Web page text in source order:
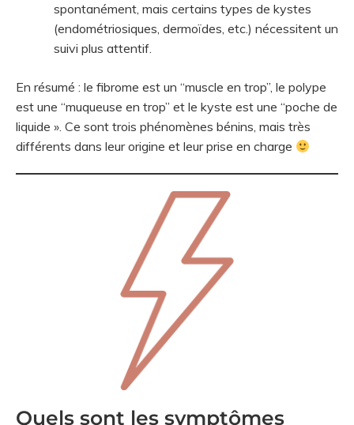
spontanément, mais certains types de kystes
(endométriosiques, dermoïdes, etc.) nécessitent un
suivi plus attentif.
En résumé : le fibrome est un “muscle en trop”, le polype
est une “muqueuse en trop” et le kyste est une “poche de
liquide ». Ce sont trois phénomènes bénins, mais très
différents dans leur origine et leur prise en charge
Quels sont les symptômes